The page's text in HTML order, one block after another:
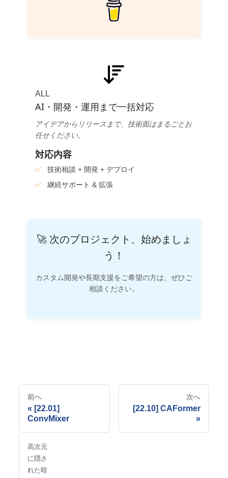
ALL
AI・開発・運用まで一括対応
アイデアからリリースまで、技術面はまるごとお
任せください。
対応内容
技術相談 + 開発 + デプロイ
継続サポート & 拡張
🚀 次のプロジェクト、始めましょ
う！
カスタム開発や長期支援をご希望の方は、ぜひご
相談ください。
前へ
[22.01]
ConvMixer
次へ
[22.10] CAFormer
高次元
に隠さ
れた暗